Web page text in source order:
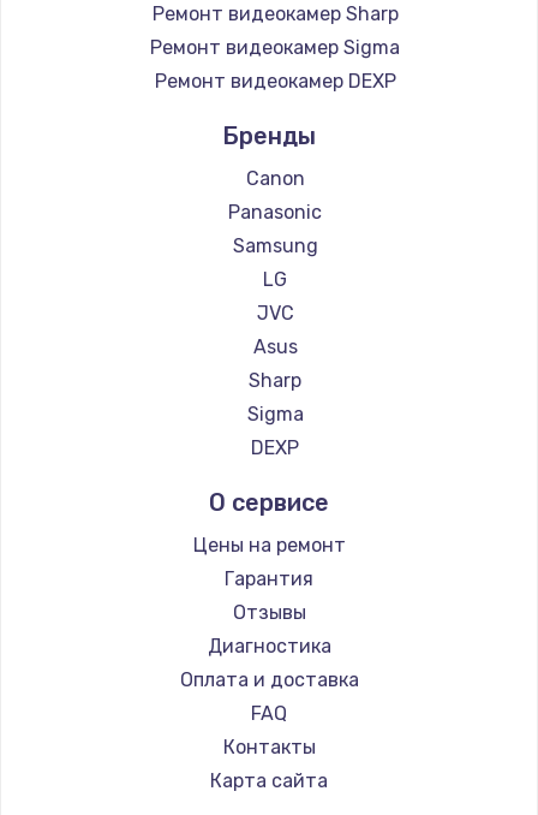
Замена конфорки
1100 руб.
900 руб.
Заказать
Замена регулятора режимов конфорки
900 руб.
Заказать
Замена сенсорного датчика
1300 руб.
Заказать
Замена сигнальной лампы
1200 руб.
Замена системной платы
1500 руб.
Заказать
Ремонт видеокамер Sharp
Ремонт видеокамер Sigma
Ремонт видеокамер DEXP
Бренды
Canon
Panasonic
Samsung
LG
JVC
Asus
Sharp
Sigma
DEXP
О сервисе
Цены на ремонт
Гарантия
Отзывы
Диагностика
Оплата и доставка
FAQ
Контакты
Карта сайта